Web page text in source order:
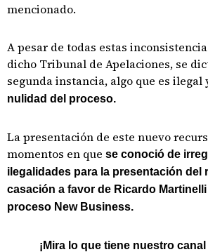
mencionado.
A pesar de todas estas
dicho Tribunal de Apelaciones, se
segunda instancia, algo que es ilegal
nulidad del proceso.
La presentación de este nuevo
momentos en que se conoció de
ilegalidades para la presentación del
casación a favor de Ricardo Martinelli
proceso New Business.
¡Mira lo que tiene nuestro